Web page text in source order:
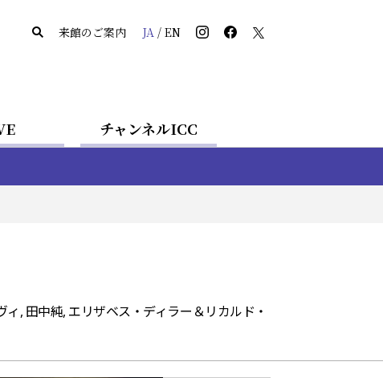
来館のご案内 JA/ EN
チャンネルICC
, 田中純, エリザベス・ディラー＆リカルド・